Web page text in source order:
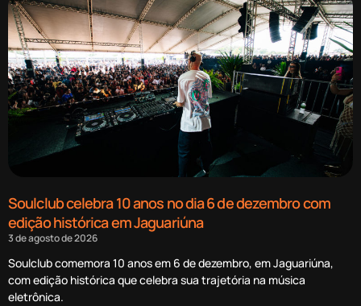
Soulclub celebra 10 anos no dia 6 de dezembro com
edição histórica em Jaguariúna
3 de agosto de 2026
Soulclub comemora 10 anos em 6 de dezembro, em Jaguariúna,
com edição histórica que celebra sua trajetória na música
eletrônica.